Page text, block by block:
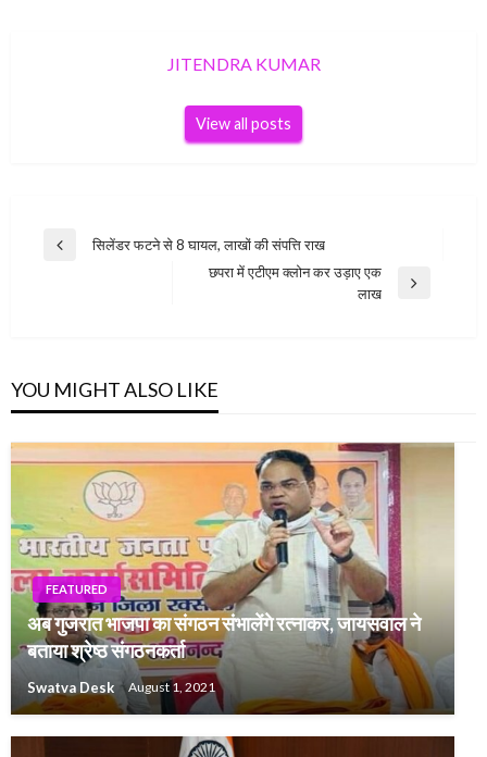
JITENDRA KUMAR
View all posts
Post
Previous
सिलेंडर फटने से 8 घायल, लाखों की संपत्ति राख
छपरा में एटीएम क्लोन कर उड़ाए एक
लाख
YOU MIGHT ALSO LIKE
FEATURED
अब गुजरात भाजपा का संगठन संभालेंगे रत्नाकर, जायसवाल ने
बताया श्रेष्ठ संगठनकर्ता
Swatva Desk August 1, 2021